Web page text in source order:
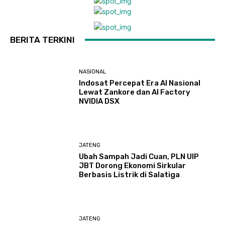
BERITA TERKINI
NASIONAL
Indosat Percepat Era AI Nasional
Lewat Zankore dan AI Factory
NVIDIA DSX
JATENG
Ubah Sampah Jadi Cuan, PLN UIP
JBT Dorong Ekonomi Sirkular
Berbasis Listrik di Salatiga
JATENG